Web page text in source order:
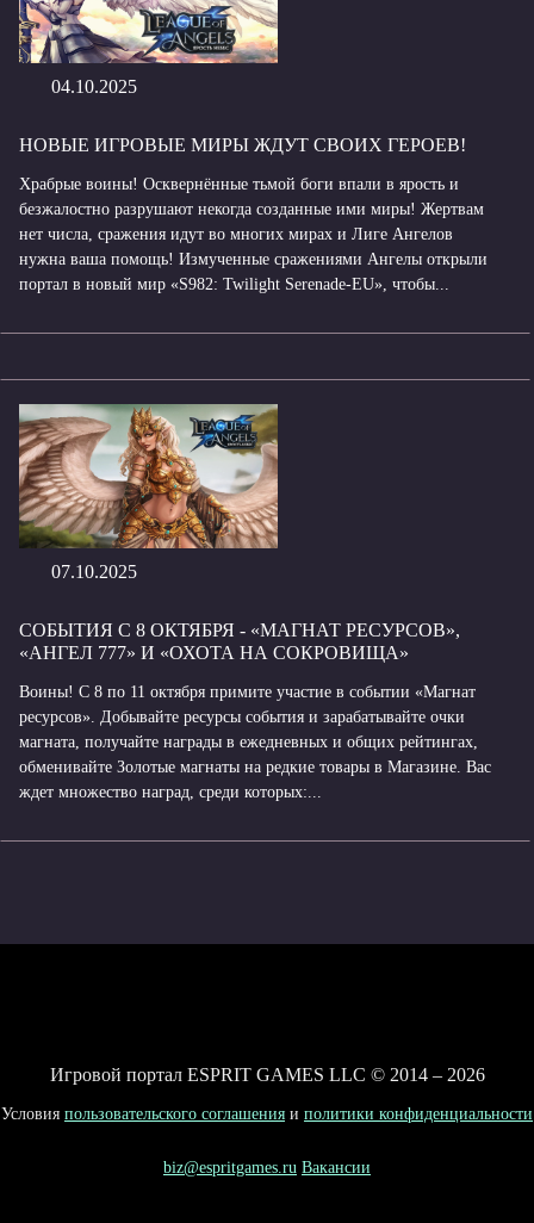
04.10.2025
НОВЫЕ ИГРОВЫЕ МИРЫ ЖДУТ СВОИХ ГЕРОЕВ!
Храбрые воины! Осквернённые тьмой боги впали в ярость и
безжалостно разрушают некогда созданные ими миры! Жертвам
нет числа, сражения идут во многих мирах и Лиге Ангелов
нужна ваша помощь! Измученные сражениями Ангелы открыли
портал в новый мир «S982: Twilight Serenade-EU», чтобы...
07.10.2025
СОБЫТИЯ С 8 ОКТЯБРЯ - «МАГНАТ РЕСУРСОВ»,
«АНГЕЛ 777» И «ОХОТА НА СОКРОВИЩА»
Воины! С 8 по 11 октября примите участие в событии «Магнат
ресурсов». Добывайте ресурсы события и зарабатывайте очки
магната, получайте награды в ежедневных и общих рейтингах,
обменивайте Золотые магнаты на редкие товары в Магазине. Вас
ждет множество наград, среди которых:...
Игровой портал ESPRIT GAMES LLC © 2014 – 2026
Условия пользовательского соглашения и политики конфиденциальности
biz@espritgames.ru Вакансии